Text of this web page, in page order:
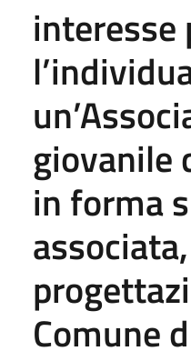
interesse
giovanile
in forma
Comune